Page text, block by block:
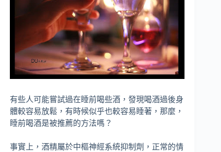
有些人可能嘗試過在睡前喝些酒，發現喝酒過後身
體較容易放鬆，有時候似乎也較容易睡著，那麼，
睡前喝酒是被推薦的方法嗎？
事實上，酒精屬於中樞神經系統抑制劑，正常的情